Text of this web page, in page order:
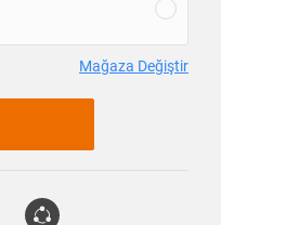
Mağaza Değiştir